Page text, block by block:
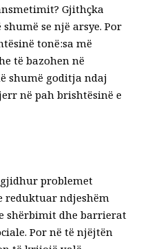
Gjithçka
se një arsye. Por
tonë:sa më
të bazohen në
shumë goditja ndaj
në pah brishtësinë e
problemet
reduktuar ndjeshëm
shërbimit dhe barrierat
Por në të njëjtën